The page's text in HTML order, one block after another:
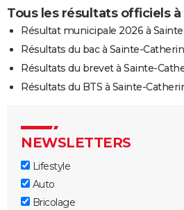
Tous les résultats officiels
Résultat municipale 2026 à
Résultats du bac à Sainte-
Résultats du brevet à Sainte-
Résultats du BTS à Sainte-
NEWSLETTERS
Lifestyle
Auto
Bricolage